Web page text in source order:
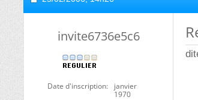
invite6736e5c6
Date d'inscription
janvier
1970